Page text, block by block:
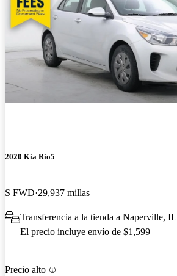
2020 Kia Rio5
S FWD 29,937 millas
Transferencia a la tienda a Naperville, IL
El precio incluye envío de $1,599
Precio alto